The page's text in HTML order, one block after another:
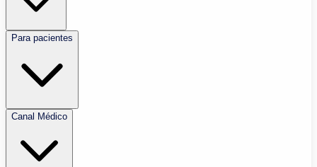
Para pacientes
Canal Médico